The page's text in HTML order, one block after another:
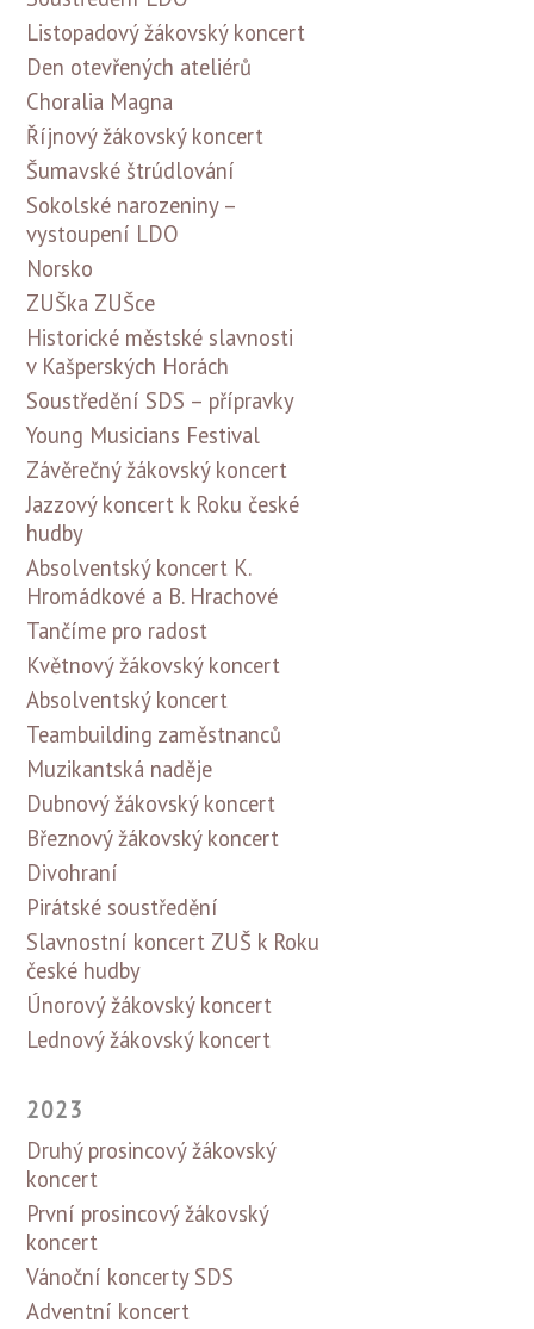
Listopadový žákovský koncert
Den otevřených ateliérů
Choralia Magna
Říjnový žákovský koncert
Šumavské štrúdlování
Sokolské narozeniny –
vystoupení LDO
Norsko
ZUŠka ZUŠce
Historické městské slavnosti
v Kašperských Horách
Soustředění SDS – přípravky
Young Musicians Festival
Závěrečný žákovský koncert
Jazzový koncert k Roku české
hudby
Absolventský koncert K.
Hromádkové a B. Hrachové
Tančíme pro radost
Květnový žákovský koncert
Absolventský koncert
Teambuilding zaměstnanců
Muzikantská naděje
Dubnový žákovský koncert
Březnový žákovský koncert
Divohraní
Pirátské soustředění
Slavnostní koncert ZUŠ k Roku
české hudby
Únorový žákovský koncert
Lednový žákovský koncert
2023
Druhý prosincový žákovský
koncert
První prosincový žákovský
koncert
Vánoční koncerty SDS
Adventní koncert